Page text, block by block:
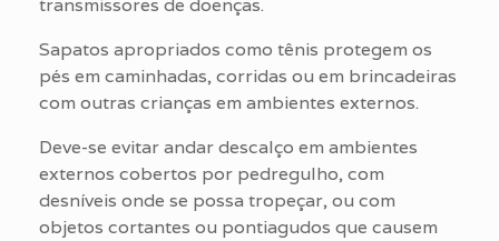
transmissores de doenças.
Sapatos apropriados como tênis protegem os
pés em caminhadas, corridas ou em brincadeiras
com outras crianças em ambientes externos.
Deve-se evitar andar descalço em ambientes
externos cobertos por pedregulho, com
desníveis onde se possa tropeçar, ou com
objetos cortantes ou pontiagudos que causem